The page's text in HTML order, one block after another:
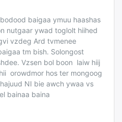
baigaa ymuu haashas
nutgaar ywad toglolt hiihed
vzdeg Ard tvmenee
tm bish. Solongost
Vzsen bol boon laiw hiij
orowdmor hos ter mongoog
NI bie awch ywaa vs
bainaa baina